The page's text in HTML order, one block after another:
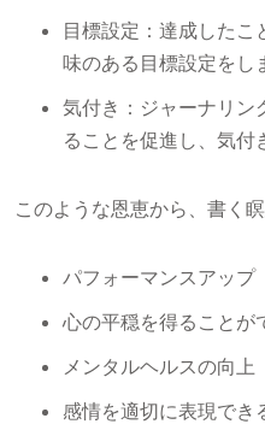
目標設定：達成した
味のある目標設定をし
気付き：ジャーナリン
ることを促進し、気付
このような恩恵から、書く
パフォーマンスアップ
心の平穏を得ることが
メンタルヘルスの向上
感情を適切に表現でき